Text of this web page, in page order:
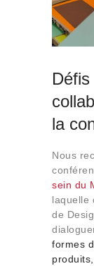
la
Nous
sein du
laquelle
de
formes